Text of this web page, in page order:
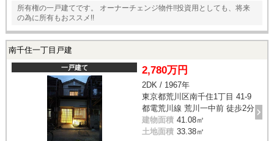
所有権の一戸建てです。 オーナーチェンジ物件!!投資用としても、将来
の為に所有もおススメ!!
南千住一丁目戸建
一戸建て 2,780万円
2DK / 1967年
東京都荒川区南千住1丁目 41-9
都電荒川線 荒川一中前 徒歩2分
建物面積 41.08㎡
土地面積 33.38㎡